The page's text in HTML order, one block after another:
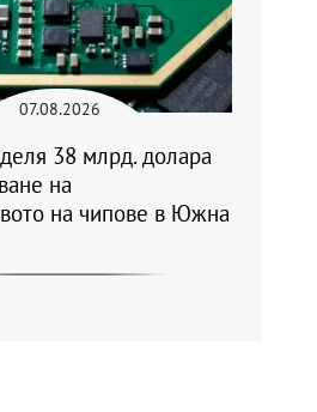
07.08.2026
38 млрд. долара
на
на чипове в Южна